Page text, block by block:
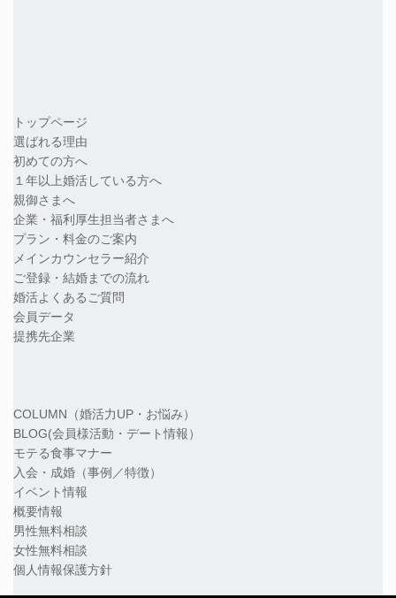
トップページ
選ばれる理由
初めての方へ
１年以上婚活している方へ
親御さまへ
企業・福利厚生担当者さまへ
プラン・料金のご案内
メインカウンセラー紹介
ご登録・結婚までの流れ
婚活よくあるご質問
会員データ
提携先企業
COLUMN（婚活力UP・お悩み）
BLOG(会員様活動・デート情報）
モテる食事マナー
入会・成婚（事例／特徴）
イベント情報
概要情報
男性無料相談
女性無料相談
個人情報保護方針